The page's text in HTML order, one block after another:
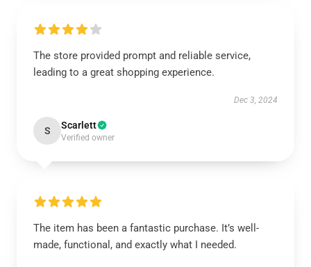
The store provided prompt and reliable service,
leading to a great shopping experience.
Dec 3, 2024
S Scarlett
Verified owner
The item has been a fantastic purchase. It’s well-
made, functional, and exactly what I needed.